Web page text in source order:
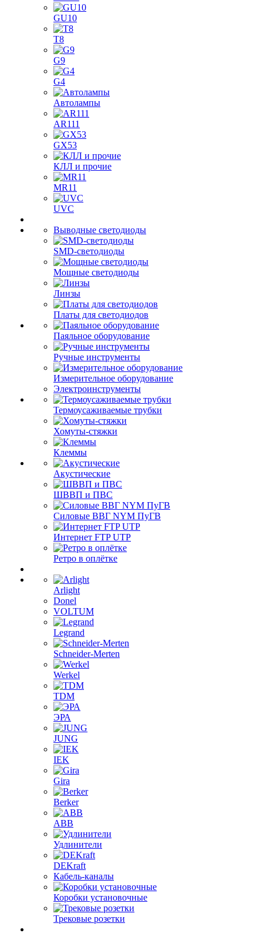
GU10
T8
G9
G4
Автолампы
AR111
GX53
КЛЛ и прочие
MR11
UVC
Выводные светодиоды
SMD-светодиоды
Мощные светодиоды
Линзы
Платы для светодиодов
Паяльное оборудование
Ручные инструменты
Измерительное оборудование
Электроинструменты
Термоусаживаемые трубки
Хомуты-стяжки
Клеммы
Акустические
ШВВП и ПВС
Силовые ВВГ NYM ПуГВ
Интернет FTP UTP
Ретро в оплётке
Arlight
Donel
VOLTUM
Legrand
Schneider-Merten
Werkel
TDM
ЭРА
JUNG
IEK
Gira
Berker
ABB
Удлинители
DEKraft
Кабель-каналы
Коробки установочные
Трековые розетки